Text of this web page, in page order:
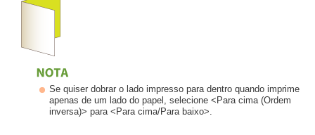
Se quiser dobrar o lado impresso para dentro quando imprime
apenas de um lado do papel, selecione <Para cima (Ordem
inversa)> para <Para cima/Para baixo>.